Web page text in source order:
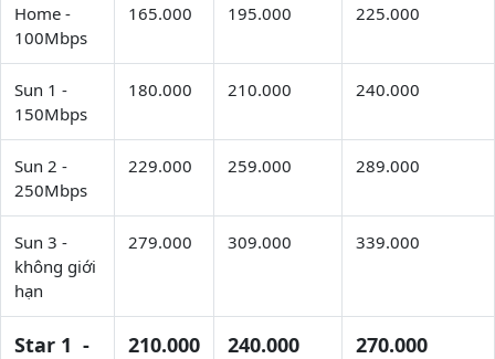
Home -
100Mbps
165.000 195.000 225.000
Sun 1 -
150Mbps
180.000 210.000 240.000
Sun 2 -
250Mbps
229.000 259.000 289.000
Sun 3 -
không giới
hạn
279.000 309.000 339.000
Star 1 -
210.000 240.000 270.000